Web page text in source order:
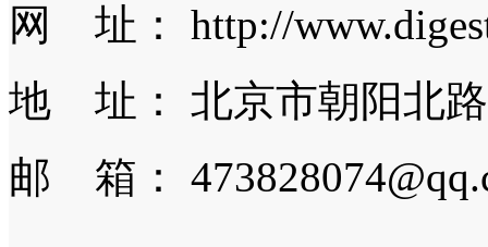
网 址： http://
地 址： 北京市朝阳北
邮 箱：